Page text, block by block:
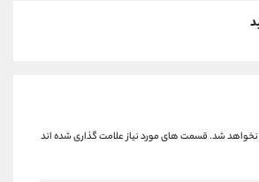
نخواهد شد.قسمت های مورد نیاز علامت گذاری شده اند